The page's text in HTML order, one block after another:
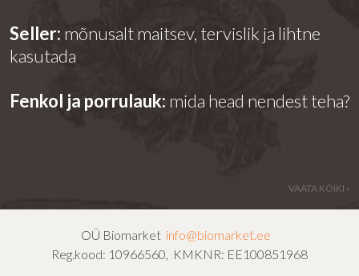
Seller: mõnusalt maitsev, tervislik ja lihtne
kasutada
Fenkol ja porrulauk: mida head nendest teha?
VAATA KÕIKI ›
OÜ Biomarket info@biomarket.ee
Reg.kood: 10966560, KMKNR: EE100851968